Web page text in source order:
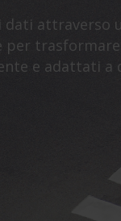
attraverso
per
e adattati a